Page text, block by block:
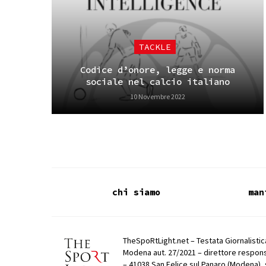
TACKLE
Codice d’onore, legge e norma
sociale nel calcio italiano
10 Novembre 2022
chi siamo
TheSpoRtLight.net – Testata
Modena aut. 27/2021 – direttore